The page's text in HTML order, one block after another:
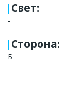
Свет:
-
Сторона:
Б